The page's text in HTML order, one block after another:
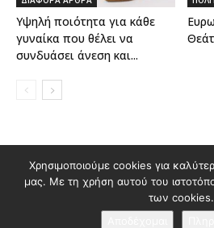
Υψηλή ποιότητα για κάθε
γυναίκα που θέλει να
συνδυάσει άνεση και...
Διαφημιστείτε στο Polis
Όροι χρήσης & Πολιτική Προστασίας
Επικοινωνία
Χρησιμοποιούμε cookies για
μας. Με τη χρήση αυτού του
των cookies.